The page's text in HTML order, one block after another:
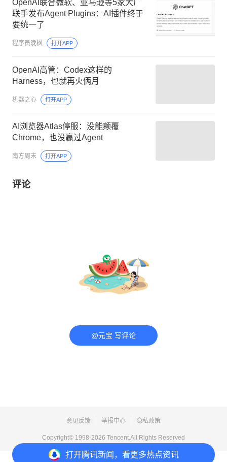
打开腾讯新闻，看更多热点资讯
OpenAI联合微软、亚马逊等5家大厂
联手发布Agent Plugins：AI插件终于
要统一了
程序员晚枫 打开APP
OpenAI高管：Codex这样的
Harness，也就再火俩月
机器之心 打开APP
AI浏览器Atlas停服：没能颠覆
Chrome，也没赢过Agent
南方周末 打开APP
评论
@元宝 写评论
意见反馈 举报中心 隐私政策
Copyright© 1998-2026 Tencent.All Rights Reserved